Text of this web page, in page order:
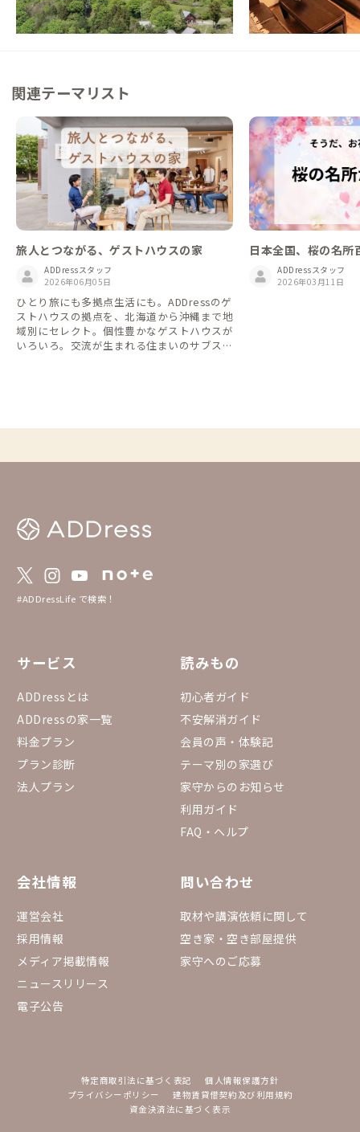
この家からの距離 3km この家からの距離 26km
関連テーマリスト
旅人とつながる、ゲストハウスの家
ADDressスタッフ
2026年06月05日
ひとり旅にも多拠点生活にも。ADDressのゲ
ストハウスの拠点を、北海道から沖縄まで地
域別にセレクト。個性豊かなゲストハウスが
いろいろ。交流が生まれる住まいのサブスク
日本全国、桜の名所
ADDressスタッフ
2026年03月11日
#ADDressLife で検索！
サービス
ADDressとは
ADDressの家一覧
料金プラン
プラン診断
法人プラン
読みもの
初心者ガイド
不安解消ガイド
会員の声・体験記
テーマ別の家選び
家守からのお知らせ
利用ガイド
FAQ・ヘルプ
会社情報
運営会社
採用情報
メディア掲載情報
ニュースリリース
電子公告
問い合わせ
取材や講演依頼に関して
空き家・空き部屋提供
家守へのご応募
特定商取引法に基づく表記
個人情報保護方針
プライバシーポリシー
建物賃貸借契約及び利用規約
資金決済法に基づく表示